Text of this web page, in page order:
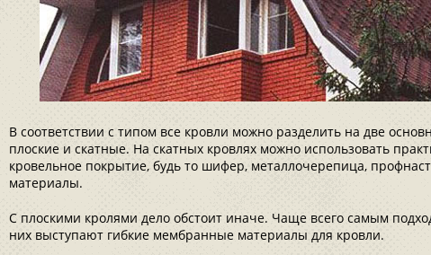
В соответствии с типом все кровли можно разделить на две
плоские и скатные. На скатных кровлях можно использовать
кровельное покрытие, будь то шифер, металлочерепица,
материалы.
С плоскими кролями дело обстоит иначе. Чаще всего самым
них выступают гибкие мембранные материалы для кровли.